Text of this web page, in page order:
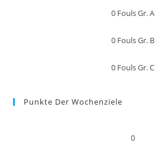
0 Fouls Gr. A
0 Fouls Gr. B
0 Fouls Gr. C
Punkte Der Wochenziele
0